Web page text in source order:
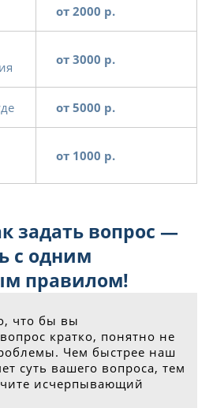
от 2000 р.
от 3000 р.
от 5000 р.
от 1000 р.
задать вопрос —
с одним
правилом!
что бы вы
кратко, понятно не
Чем быстрее наш
суть вашего вопроса, тем
исчерпывающий